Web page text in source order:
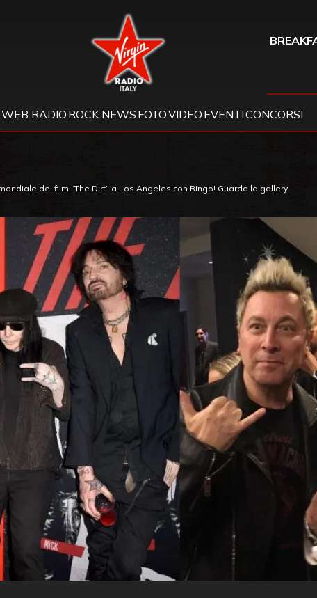
Virgin Radio
WEB RADIO ROCK NEWS FOTOVIDEO EVENTICONCORSI
del film “The Dirt” a Los Angeles con Ringo! Guarda la gallery